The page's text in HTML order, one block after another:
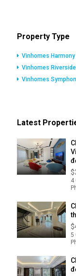
Property Type
Vinhomes Harmony
Vinhomes Riverside
Vinhomes
Latest
4
5